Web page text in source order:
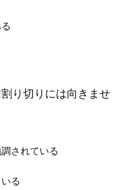
り切りには向きませ
されている
る